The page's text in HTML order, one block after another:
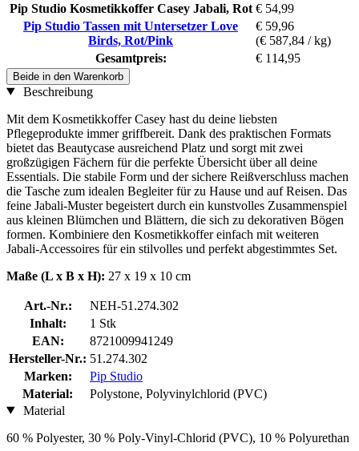
Pip Studio Kosmetikkoffer Casey Jabali, Rot € 54,99
Pip Studio Tassen mit Untersetzer Love
Birds, Rot/Pink
€ 59,96
(€ 587,84 / kg)
Gesamtpreis:
€ 114,95
Beide in den Warenkorb
Beschreibung
Mit dem Kosmetikkoffer Casey hast du deine liebsten
Pflegeprodukte immer griffbereit. Dank des praktischen Formats
bietet das Beautycase ausreichend Platz und sorgt mit zwei
großzügigen Fächern für die perfekte Übersicht über all deine
Essentials. Die stabile Form und der sichere Reißverschluss machen
die Tasche zum idealen Begleiter für zu Hause und auf Reisen. Das
feine Jabali-Muster begeistert durch ein kunstvolles Zusammenspiel
aus kleinen Blümchen und Blättern, die sich zu dekorativen Bögen
formen. Kombiniere den Kosmetikkoffer einfach mit weiteren
Jabali-Accessoires für ein stilvolles und perfekt abgestimmtes Set.
Maße (L x B x H): 27 x 19 x 10 cm
Art.-Nr.:
NEH-51.274.302
Inhalt:
1 Stk
EAN:
8721009941249
Hersteller-Nr.: 51.274.302
Marken:
Pip Studio
Material:
Polystone, Polyvinylchlorid (PVC)
Material
60 % Polyester, 30 % Poly-Vinyl-Chlorid (PVC), 10 % Polyurethan